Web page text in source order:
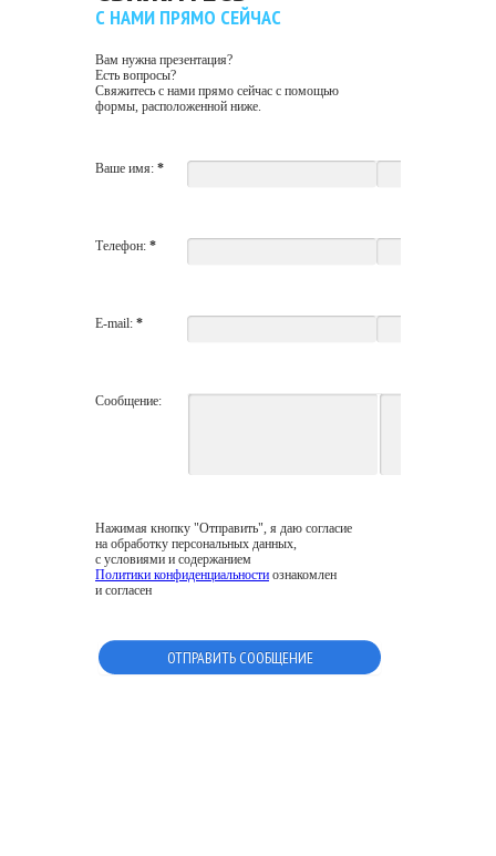
С НАМИ ПРЯМО СЕЙЧАС
Вам нужна презентация?
Есть вопросы?
Свяжитесь с нами прямо сейчас с помощью
формы, расположенной ниже.
Ваше имя: *
Телефон: *
E-mail: *
Сообщение:
Нажимая кнопку "Отправить", я даю согласие
на обработку персональных данных,
с условиями и содержанием
Политики конфиденциальности ознакомлен
и согласен